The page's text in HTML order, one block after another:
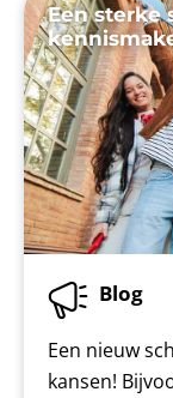
Een sterke
Blog
Een nieuw
kansen!